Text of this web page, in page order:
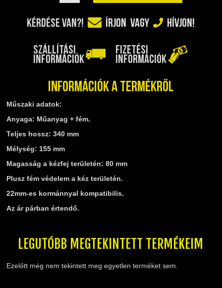
SZERSZÁMOK
SZŰRŐK ÉS TARTOZÉKAIK
TÖMÍTÉSEK (ROBOGÓ, MOPED, QUAD)
VÁZ, FUTÓMŰ, SZILENT, SZTENDER
ZÁRAK, GYÚJTÁSKAPCSOLÓK
ÜZEMANYAG ELLÁTÓ RENDSZER
%KÉSZLET KISÖPRÉS%
KÉRDÉSE VAN?! ÍRJON VAGY HÍVJON!
SZÁLLÍTÁSI
INFORMÁCIÓK
FIZETÉSI
INFORMÁCIÓK
Információk a termékről
Műszaki adatok:
Anyaga: Műanyag + fém.
Teljes hossz: 340 mm
Mélység: 155 mm
Magasság a kézfej területén: 80 mm
Plusz fém védelem a kéz területén.
22mm-es kormánnyal kompatibilis.
Az ár párban értendő.
LEGUTÓBB MEGTEKINTETT TERMÉKEIM
Ezelőtt még nem tekintett meg egyetlen terméket sem.